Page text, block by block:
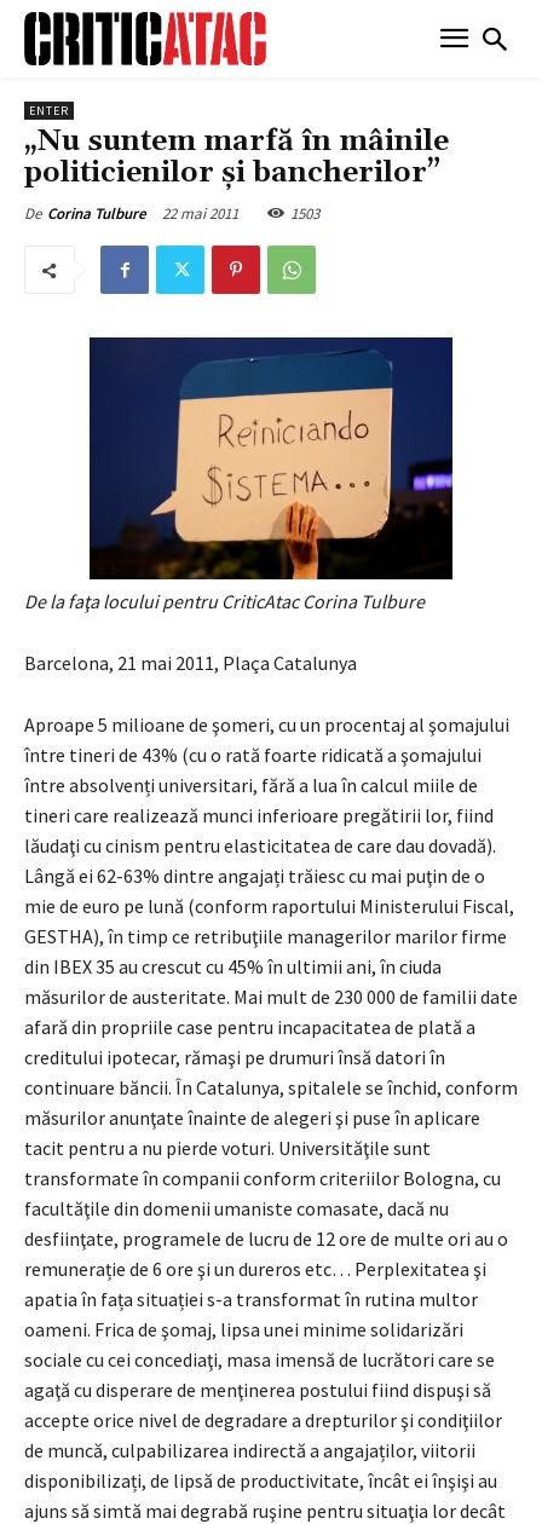
ENTER
„Nu suntem marfă în mâinile
politicienilor şi bancherilor”
De Corina Tulbure 22 mai 2011 1503
De la faţa locului pentru CriticAtac Corina Tulbure
Barcelona, 21 mai 2011, Plaça Catalunya
Aproape 5 milioane de şomeri, cu un procentaj al şomajului
între tineri de 43% (cu o rată foarte ridicată a şomajului
între absolvenți universitari, fără a lua în calcul miile de
tineri care realizează munci inferioare pregătirii lor, fiind
lăudaţi cu cinism pentru elasticitatea de care dau dovadă).
Lângă ei 62-63% dintre angajați trăiesc cu mai puţin de o
mie de euro pe lună (conform raportului Ministerului Fiscal,
GESTHA), în timp ce retribuţiile managerilor marilor firme
din IBEX 35 au crescut cu 45% în ultimii ani, în ciuda
măsurilor de austeritate. Mai mult de 230 000 de familii date
afară din propriile case pentru incapacitatea de plată a
creditului ipotecar, rămaşi pe drumuri însă datori în
continuare băncii. În Catalunya, spitalele se închid, conform
măsurilor anunţate înainte de alegeri şi puse în aplicare
tacit pentru a nu pierde voturi. Universităţile sunt
transformate în companii conform criteriilor Bologna, cu
facultăţile din domenii umaniste comasate, dacă nu
desfiinţate, programele de lucru de 12 ore de multe ori au o
remunerație de 6 ore şi un dureros etc… Perplexitatea şi
apatia în fața situației s-a transformat în rutina multor
oameni. Frica de şomaj, lipsa unei minime solidarizări
sociale cu cei concediaţi, masa imensă de lucrători care se
agaţă cu disperare de menţinerea postului fiind dispuşi să
accepte orice nivel de degradare a drepturilor şi condiţiilor
de muncă, culpabilizarea indirectă a angajaților, viitorii
disponibilizați, de lipsă de productivitate, încât ei înşişi au
ajuns să simtă mai degrabă ruşine pentru situaţia lor decât